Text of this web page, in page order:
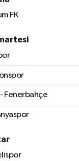
FK
Fenerbahçe